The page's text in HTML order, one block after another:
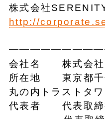
株式会社
http://
会社名 株式会社
所在地 東京都千
丸の内トラストタ
代表者 代表取